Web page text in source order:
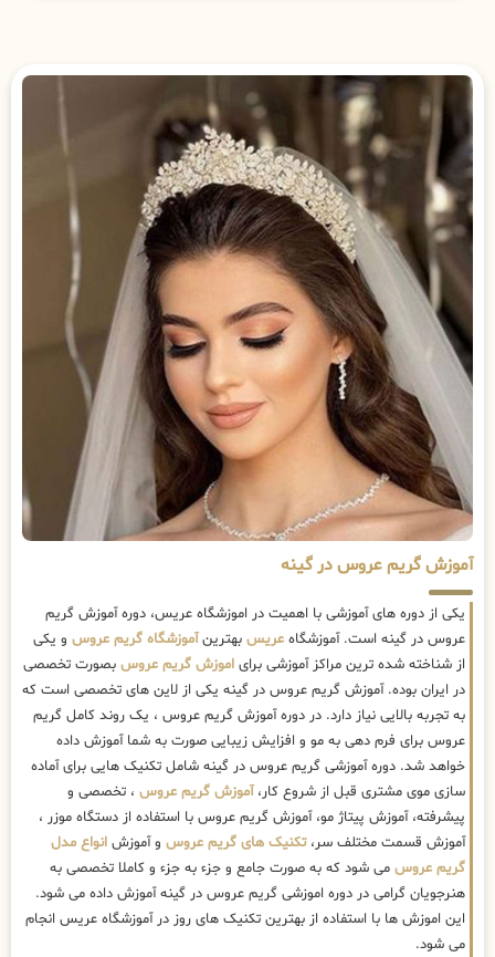
آموزش گریم عروس در گینه
یکی از دوره های آموزشی با اهمیت در اموزشگاه عریس، دوره آموزش گریم
عروس در گینه است. آموزشگاه عریس بهترینآموزشگاه گریم عروس و یکی
از شناخته شده ترین مراکز آموزشی برای اموزش گریم عروس بصورت تخصصی
در ایران بوده. آموزش گریم عروس در گینه یکی از لاین های تخصصی است که
به تجربه بالایی نیاز دارد. در دوره آموزش گریم عروس ، یک روند کامل گریم
عروس برای فرم دهی به مو و افزایش زیبایی صورت به شما آموزش داده
خواهد شد. دوره آموزشی گریم عروس در گینه شامل تکنیک هایی برای آماده
سازی موی مشتری قبل از شروع کار،آموزش گریم عروس ، تخصصی و
پیشرفته، آموزش پیتاژ مو، آموزش گریم عروس با استفاده از دستگاه موزر ،
آموزش قسمت مختلف سر،تکنیک های گریم عروس و آموزش انواع مدل
گریم عروس می شود که به صورت جامع و جزء به جزء و کاملا تخصصی به
هنرجویان گرامی در دوره اموزشی گریم عروس در گینه آموزش داده می شود.
این اموزش ها با استفاده از بهترین تکنیک های روز در آموزشگاه عریس انجام
می شود.